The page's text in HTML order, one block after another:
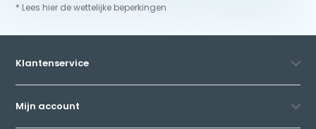
* Lees hier de wettelijke beperkingen
Klantenservice
Mijn account